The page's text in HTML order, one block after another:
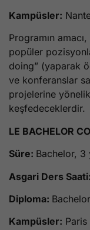
Kampüsler:
Programın
popüler
doing” (yaparak
ve konferanslar
projelerine
keşfedeceklerdir.
LE BACHELOR
Süre: Bachelor, 3
Asgari Ders Saati:
Diploma: Bachelor
Kampüsler: Paris